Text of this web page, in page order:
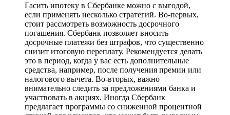
Гасить ипотеку в Сбербанке можно с выгодой,
если применять несколько стратегий. Во-первых,
стоит рассмотреть возможность досрочного
погашения. Сбербанк позволяет вносить
досрочные платежи без штрафов, что существенно
снизит итоговую переплату. Рекомендуется делать
это в период, когда у вас есть дополнительные
средства, например, после получения премии или
налогового вычета. Во-вторых, важно
внимательно следить за предложениями банка и
участвовать в акциях. Иногда Сбербанк
предлагает программы со сниженной процентной